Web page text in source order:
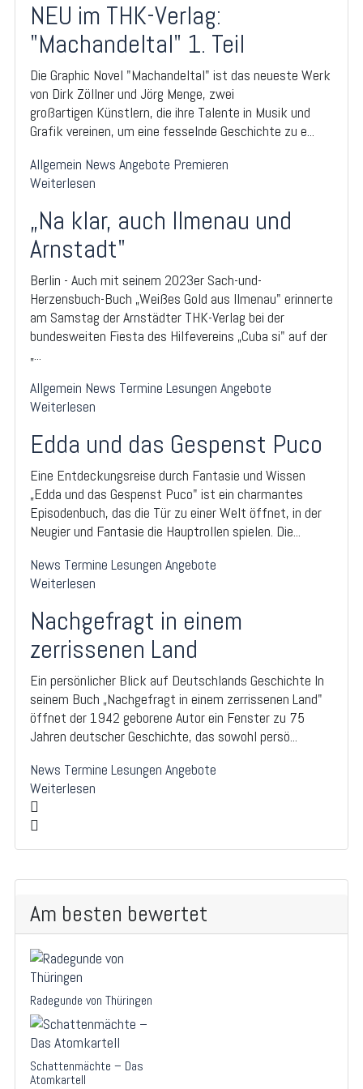
NEU im THK-Verlag:
"Machandeltal" 1. Teil
Die Graphic Novel "Machandeltal" ist das neueste Werk
von Dirk Zöllner und Jörg Menge, zwei
großartigen Künstlern, die ihre Talente in Musik und
Grafik vereinen, um eine fesselnde Geschichte zu e...
Allgemein News Angebote Premieren
Weiterlesen
„Na klar, auch Ilmenau und
Arnstadt"
Berlin - Auch mit seinem 2023er Sach-und-
Herzensbuch-Buch „Weißes Gold aus Ilmenau" erinnerte
am Samstag der Arnstädter THK-Verlag bei der
bundesweiten Fiesta des Hilfevereins „Cuba si" auf der
„...
Allgemein News Termine Lesungen Angebote
Weiterlesen
Edda und das Gespenst Puco
Eine Entdeckungsreise durch Fantasie und Wissen
„Edda und das Gespenst Puco" ist ein charmantes
Episodenbuch, das die Tür zu einer Welt öffnet, in der
Neugier und Fantasie die Hauptrollen spielen. Die...
News Termine Lesungen Angebote
Weiterlesen
Nachgefragt in einem
zerrissenen Land
Ein persönlicher Blick auf Deutschlands Geschichte In
seinem Buch „Nachgefragt in einem zerrissenen Land"
öffnet der 1942 geborene Autor ein Fenster zu 75
Jahren deutscher Geschichte, das sowohl persö...
News Termine Lesungen Angebote
Weiterlesen
Am besten bewertet
Radegunde von Thüringen
Schattenmächte – Das
Atomkartell